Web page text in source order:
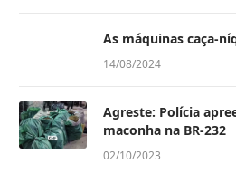
As máquinas caça-
14/08/2024
Agreste: Polícia
maconha na BR-232
02/10/2023